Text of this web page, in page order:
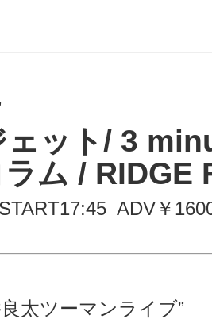
ェット/ 3
ム / RIDGE
ADV￥
太ツーマンライブ”